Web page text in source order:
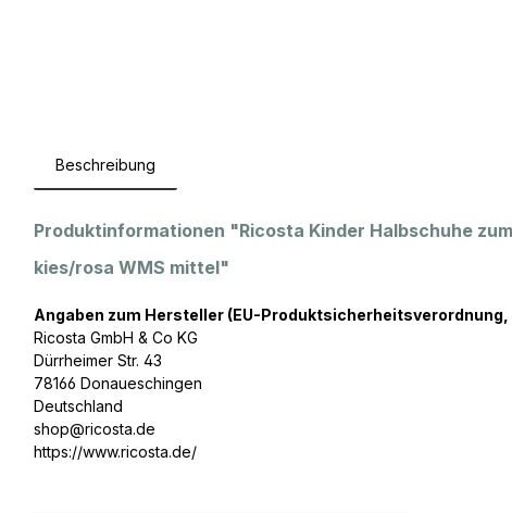
Beschreibung
Produktinformationen "Ricosta Kinder Halbschuhe
kies/rosa WMS mittel"
Angaben zum Hersteller (EU-Produktsicherheitsverordnung,
Ricosta GmbH & Co KG
Dürrheimer Str. 43
78166 Donaueschingen
Deutschland
shop@ricosta.de
https://www.ricosta.de/